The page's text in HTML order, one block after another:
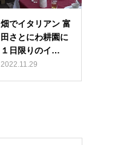
畑でイタリアン 富
田さとにわ耕園に
１日限りのイ…
2022.11.29